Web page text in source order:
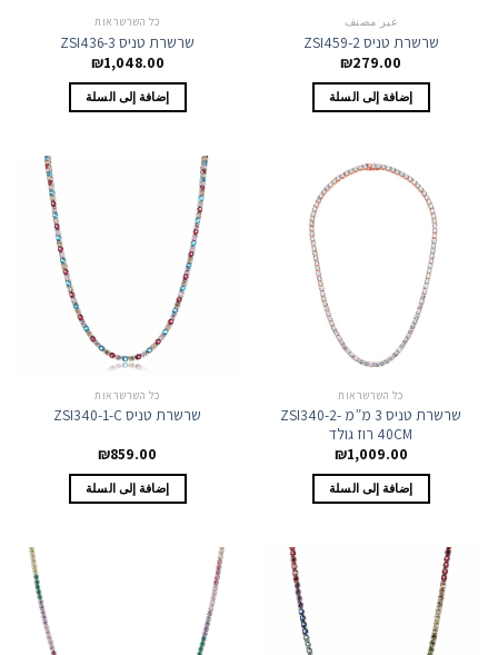
غير مصنف
שרשרת טניס ZSI459-2
₪279.00
إضافة إلى السلة
כל השרשראות
שרשרת טניס ZSI436-3
₪1,048.00
إضافة إلى السلة
כל השרשראות
שרשרת טניס 3 מ”מ ZSI340-2-
40CM רוז גולד
₪1,009.00
إضافة إلى السلة
כל השרשראות
שרשרת טניס ZSI340-1-C
₪859.00
إضافة إلى السلة